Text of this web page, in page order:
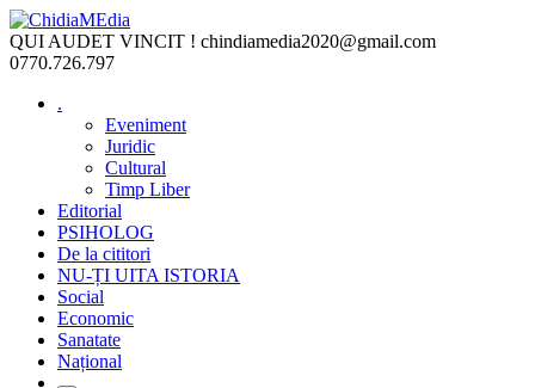
Skip
to
content
QUI AUDET VINCIT ! chindiamedia2020@gmail.com
0770.726.797
.
Eveniment
Juridic
Cultural
Timp Liber
Editorial
PSIHOLOG
De la cititori
NU-ȚI UITA ISTORIA
Social
Economic
Sanatate
Național